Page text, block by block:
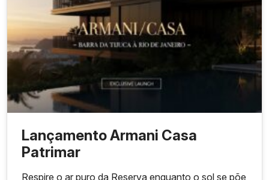
Lançamento Armani Casa
Patrimar
Respire o ar puro da Reserva enquanto o sol se põe